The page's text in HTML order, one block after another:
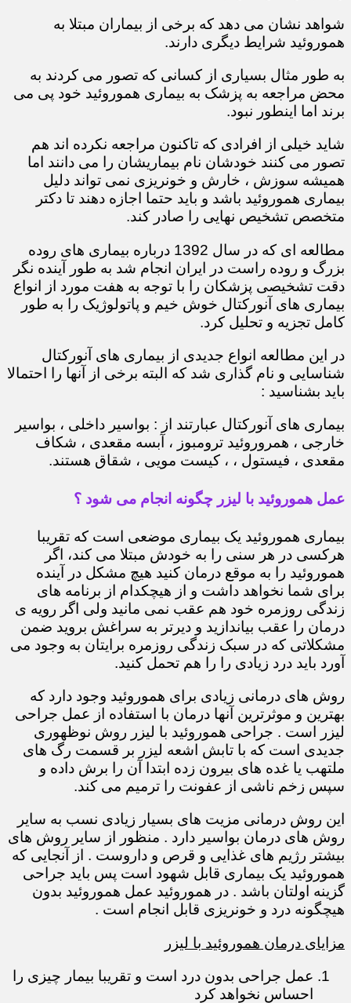
شواهد نشان می دهد که برخی از بیماران مبتلا به
هموروئید شرایط دیگری دارند.
به طور مثال بسیاری از کسانی که تصور می کردند به
محض مراجعه به پزشک به بیماری هموروئید خود پی می
برند اما اینطور نبود.
شاید خیلی از افرادی که تاکنون مراجعه نکرده اند هم
تصور می کنند خودشان نام بیماریشان را می دانند اما
همیشه سوزش ، خارش و خونریزی نمی تواند دلیل
بیماری هموروئید باشد و باید حتما اجازه دهند تا دکتر
متخصص تشخیص نهایی را صادر کند.
مطالعه ای که در سال 1392 درباره بیماری های روده
بزرگ و روده راست در ایران انجام شد به طور آینده نگر
دقت تشخیصی پزشکان را با توجه به هفت مورد از انواع
بیماری های آنورکتال خوش خیم و پاتولوژیک را به طور
کامل تجزیه و تحلیل کرد.
در این مطالعه انواع جدیدی از بیماری های آنورکتال
شناسایی و نام گذاری شد که البته برخی از آنها را احتمالا
باید بشناسید :
بیماری های آنورکتال عبارتند از : بواسیر داخلی ، بواسیر
خارجی ، همروروئید ترومبوز ، آبسه مقعدی ، شکاف
مقعدی ، فیستول ، ، کیست مویی ، شقاق هستند.
عمل هموروئید با لیزر چگونه انجام می شود ؟
بیماری هموروئید یک بیماری موضعی است که تقریبا
هرکسی در هر سنی را به خودش مبتلا می کند، اگر
هموروئید را به موقع درمان کنید هیچ مشکل در آینده
برای شما نخواهد داشت و از هیچکدام از برنامه های
زندگی روزمره خود هم عقب نمی مانید ولی اگر رویه ی
درمان را عقب بیاندازید و دیرتر به سراغش بروید ضمن
مشکلاتی که در سبک زندگی روزمره برایتان به وجود می
آورد باید درد زیادی را را هم تحمل کنید.
روش های درمانی زیادی برای هموروئید وجود دارد که
بهترین و موثرترین آنها درمان با استفاده از عمل جراحی
لیزر است . جراحی هموروئید با لیزر روش نوظهوری
جدیدی است که با تابش اشعه لیزر بر قسمت رگ های
ملتهب یا غده های بیرون زده ابتدا آن را برش داده و
سپس زخم ناشی از عفونت را ترمیم می کند.
این روش درمانی مزیت های بسیار زیادی نسب به سایر
روش های درمان بواسیر دارد . منظور از سایر روش های
بیشتر رژیم های غذایی و قرص و داروست . از آنجایی که
هموروئید یک بیماری قابل شهود است پس باید جراحی
گزینه اولتان باشد . در هموروئید عمل هموروئید بدون
هیچگونه درد و خونریزی قابل انجام است .
مزایای درمان هموروئید با لیزر
عمل جراحی بدون درد است و تقریبا بیمار چیزی را
احساس نخواهد کرد